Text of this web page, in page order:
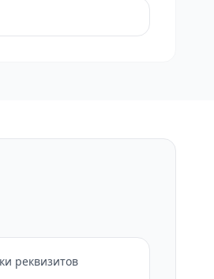
реквизитов